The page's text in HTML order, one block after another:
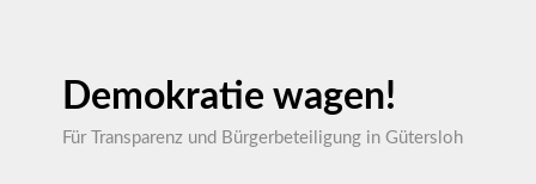
Demokratie wagen!
Für Transparenz und Bürgerbeteiligung in Gütersloh